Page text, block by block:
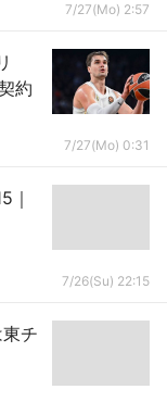
7/27(Mo) 2:57
約
7/27(Mo) 0:31
｜
7/26(Su) 22:15
チ